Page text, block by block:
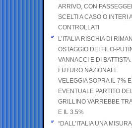
ARRIVO, CON
SCELTI A CASO O INTERI
CONTROLLATI
L’ITALIA RISCHIA DI
OSTAGGIO DEI FILO-
VANNACCI E DI BATTISTA.
FUTURO NAZIONALE
VELEGGIA SOPRA IL 7%
EVENTUALE PARTITO
GRILLINO VARREBBE
E IL 3.5%
“DALL’ITALIA UNA MISURA